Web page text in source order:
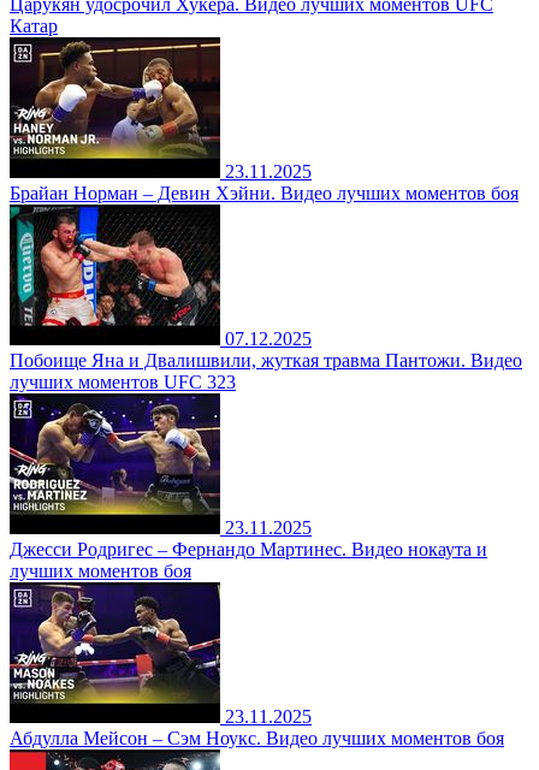
Катар
23.11.2025
Брайан Норман – Девин Хэйни. Видео лучших моментов боя
07.12.2025
Побоище Яна и Двалишвили, жуткая травма Пантожи. Видео
лучших моментов UFC 323
23.11.2025
Джесси Родригес – Фернандо Мартинес. Видео нокаута и
лучших моментов боя
23.11.2025
Абдулла Мейсон – Сэм Ноукс. Видео лучших моментов боя